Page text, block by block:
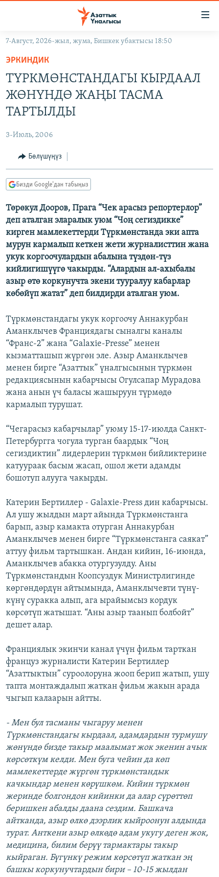
Навигацияга
өтүңүз
Издөөгө
салыңыз
САЯСАТ
МАДАНИЯТ
ДҮЙНӨ
УКРАИНА
ТВ ПРОГРАММАЛАР
БҮГҮН АЗАТТЫКТА
ДАНИСТЕ
ЭЖЕ-СИҢДИЛЕР
АЗАТТЫК+
ЫҢГАЙСЫЗ СУРООЛОР
ПОДКАСТ
ЭЕ/АРнун бардык сайттары
7-Август, 2026-жыл, жума, Бишкек убактысы 18:50
ЭРКИНДИК
ТҮРКМӨНСТАНДАГЫ КЫРДААЛ
ЖӨНҮНДӨ ЖАҢЫ ТАСМА
ТАРТЫЛДЫ
3-Июль, 2006
Бөлүшүңүз
Бизди Google'дан табыңыз
Төрөкул Дооров, Прага “Чек арасыз репортерлор”
деп аталган эларалык уюм “Чоң сегиздикке”
кирген мамлекеттерди Түркмөнстанда эки апта
мурун кармалып кеткен жети журналисттин жана
укук коргоочулардын абалына түздөн-түз
кийлигишүүгө чакырды. “Алардын ал-ахыбалы
азыр өтө коркунучта экени тууралуу кабарлар
көбөйүп жатат” деп билдирди аталган уюм.
Түркмөнстандагы укук коргоочу Аннакурбан
Аманклычев Франциядагы сыналгы каналы
“Франс-2” жана “Galaxie-Presse” менен
кызматташып жүргөн эле. Азыр Аманклычев
менен бирге “Азаттык” үналгысынын түркмөн
редакциясынын кабарчысы Огулсапар Мурадова
жана анын үч баласы жашыруун түрмөдө
кармалып турушат.
“Чегарасыз кабарчылар” уюму 15-17-июлда Санкт-
Петербургга чогула турган баардык “Чоң
сегиздиктин” лидерлерин түркмөн бийликтерине
катуураак басым жасап, ошол жети адамды
бошотуп алууга чакырды.
Катерин Бертиллер - Galaxie-Press дин кабарчысы.
Ал ушу жылдын март айында Түркмөнстанга
барып, азыр камакта отурган Аннакурбан
Аманклычев менен бирге “Түркмөнстанга саякат”
аттуу фильм тартышкан. Андан кийин, 16-июнда,
Аманклычев абакка отургузулду. Аны
Түркмөнстандын Коопсуздук Министрлигинде
көргөндөрдүн айтымында, Аманклычевти түнү-
күнү суракка алып, ага ырайымсыз кордук
көрсөтүп жатышат. “Аны азыр таанып болбойт”
дешет алар.
Франциялык экинчи канал үчүн фильм тарткан
француз журналисти Катерин Бертиллер
“Азаттыктын” суроолоруна жооп берип жатып, ушу
тапта монтаждалып жаткан фильм жакын арада
чыгып калаарын айтты.
- Мен бул тасманы чыгаруу менен
Түркмөнстандагы кырдаал, адамдардын турмушу
жөнүндө бизде такыр маалымат жок экенин ачык
көрсөткүм келди. Мен буга чейин да көп
мамлекеттерде жүргөн түркмөнстандык
качкындар менен көрүшкөм. Кийин түркмөн
жеринде болгондон кийинки да алар сүрөттөп
беришкен абалды даана сездим. Башкача
айтканда, азыр өлкө дээрлик кыйроонун алдында
турат. Анткени азыр өлкөдө адам укугу деген жок,
медицина, билим берүү тармактары такыр
кыйраган. Бүгүнкү режим көрсөтүп жаткан эң
башкы коркунучтардын бири – 10-15 жылдан